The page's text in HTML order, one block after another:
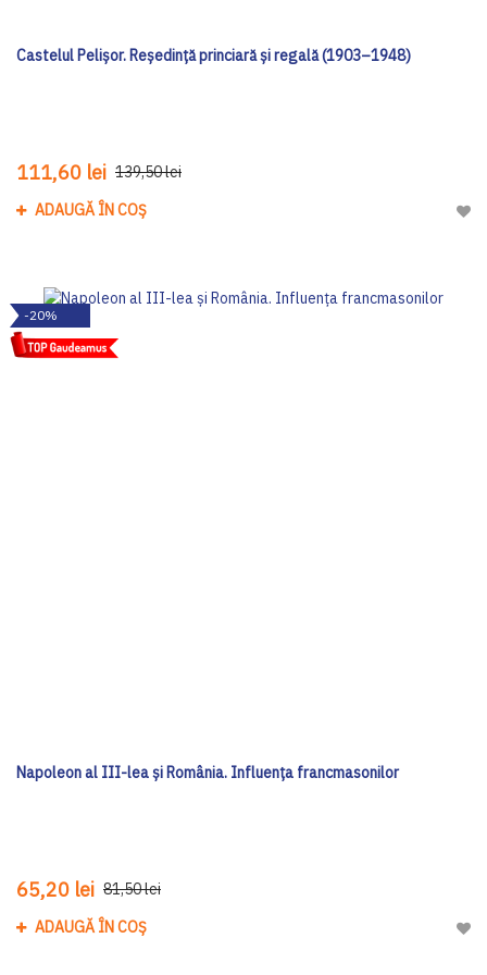
Castelul Pelişor. Reşedinţă princiară şi regală (1903–1948)
111,60 lei 139,50 lei
ADAUGĂ ÎN COȘ
-20%
Napoleon al III-lea și România. Influența francmasonilor
65,20 lei 81,50 lei
ADAUGĂ ÎN COȘ